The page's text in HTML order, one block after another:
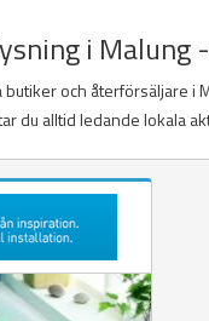
i
och återförsäljare i
du alltid ledande lokala